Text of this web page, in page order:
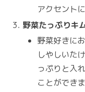
アクセント
野菜たっぷりキ
野菜好きに
しやしいた
っぷりと入
ことができま